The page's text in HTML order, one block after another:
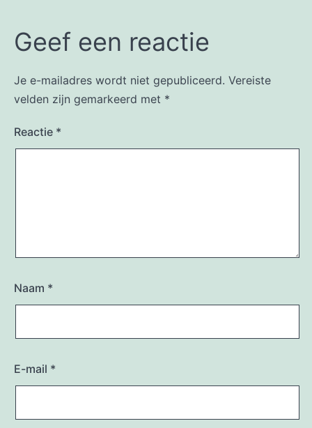
Geef een reactie
Je e-mailadres wordt niet gepubliceerd. Vereiste
velden zijn gemarkeerd met *
Reactie *
Naam *
E-mail *